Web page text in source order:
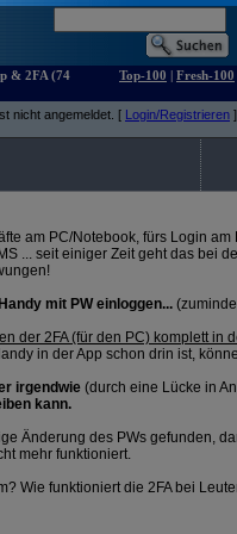
& 2FA (74
Top-100 | Fresh-100
nicht angemeldet. [ Login/Registrieren ]
am PC/Notebook, fürs Login
... seit einiger Zeit geht das bei
mit PW einloggen...
der 2FA (für den PC) komplett in
in der App schon drin ist,
irgendwie (durch eine Lücke in
kann.
Änderung des PWs gefunden,
mehr funktioniert.
Wie funktioniert die 2FA bei